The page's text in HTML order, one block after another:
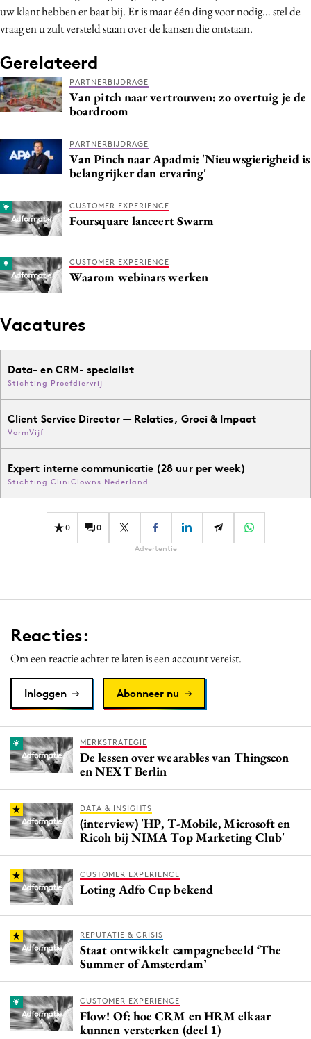
uw klant hebben er baat bij. Er is maar één ding voor nodig… stel de
vraag en u zult versteld staan over de kansen die ontstaan.
Gerelateerd
PARTNERBIJDRAGE
Van pitch naar vertrouwen: zo overtuig je de
boardroom
PARTNERBIJDRAGE
Van Pinch naar Apadmi: 'Nieuwsgierigheid is
belangrijker dan ervaring'
CUSTOMER EXPERIENCE
Foursquare lanceert Swarm
CUSTOMER EXPERIENCE
Waarom webinars werken
Vacatures
Data- en CRM- specialist
Stichting Proefdiervrij
Client Service Director — Relaties, Groei & Impact
VormVijf
Expert interne communicatie (28 uur per week)
Stichting CliniClowns Nederland
0 0
Advertentie
Reacties:
Om een reactie achter te laten is een account vereist.
Inloggen Abonneer nu
MERKSTRATEGIE
De lessen over wearables van Thingscon
en NEXT Berlin
DATA & INSIGHTS
(interview) 'HP, T-Mobile, Microsoft en
Ricoh bij NIMA Top Marketing Club'
CUSTOMER EXPERIENCE
Loting Adfo Cup bekend
REPUTATIE & CRISIS
Staat ontwikkelt campagnebeeld ‘The
Summer of Amsterdam’
CUSTOMER EXPERIENCE
Flow! Of: hoe CRM en HRM elkaar
kunnen versterken (deel 1)